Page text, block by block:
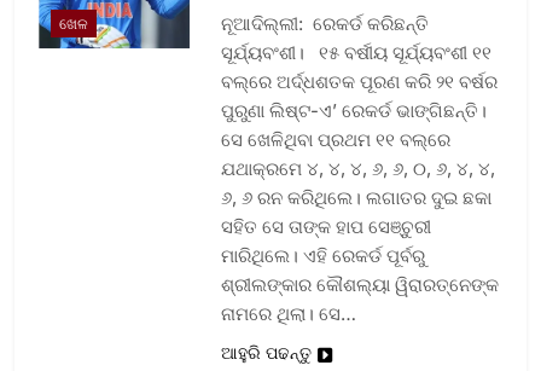
ଖେଳ
ନୂଆଦିଲ୍ଲୀ: ରେକର୍ଡ କରିଛନ୍ତି
ସୂର୍ଯ୍ୟବଂଶୀ। ୧୫ ବର୍ଷୀୟ ସୂର୍ଯ୍ୟବଂଶୀ ୧୧
ବଲ୍‌ରେ ଅର୍ଦ୍ଧଶତକ ପୂରଣ କରି ୨୧ ବର୍ଷର
ପୁରୁଣା ଲିଷ୍ଟ-ଏ’ ରେକର୍ଡ ଭାଙ୍ଗିଛନ୍ତି।
ସେ ଖେଳିଥିବା ପ୍ରଥମ ୧୧ ବଲ୍‌ରେ
ଯଥାକ୍ରମେ ୪, ୪, ୪, ୬, ୬, ୦, ୬, ୪, ୪,
୬, ୬ ରନ କରିଥିଲେ। ଲଗାତର ଦୁଇ ଛକା
ସହିତ ସେ ତାଙ୍କ ହାପ ସେଞ୍ଚୁରୀ
ମାରିଥିଲେ। ଏହି ରେକର୍ଡ ପୂର୍ବରୁ
ଶ୍ରୀଲଙ୍କାର କୌଶଲ୍ୟା ୱିରାରତ୍ନେଙ୍କ
ନାମରେ ଥିଲା। ସେ…
ଆହୁରି ପଢନ୍ତୁ